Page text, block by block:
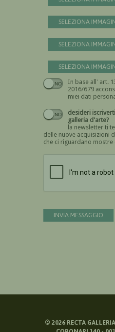
SELEZIONA
SELEZIONA
SELEZIONA
In base all' art.
2016/679 acconsento al
miei dati
desideri iscriverti
galleria d'arte?
la newsletter ti
delle nuove acquisizioni
che ci riguardano mostre
INVIA MESSAGGIO
© 2026RECTA